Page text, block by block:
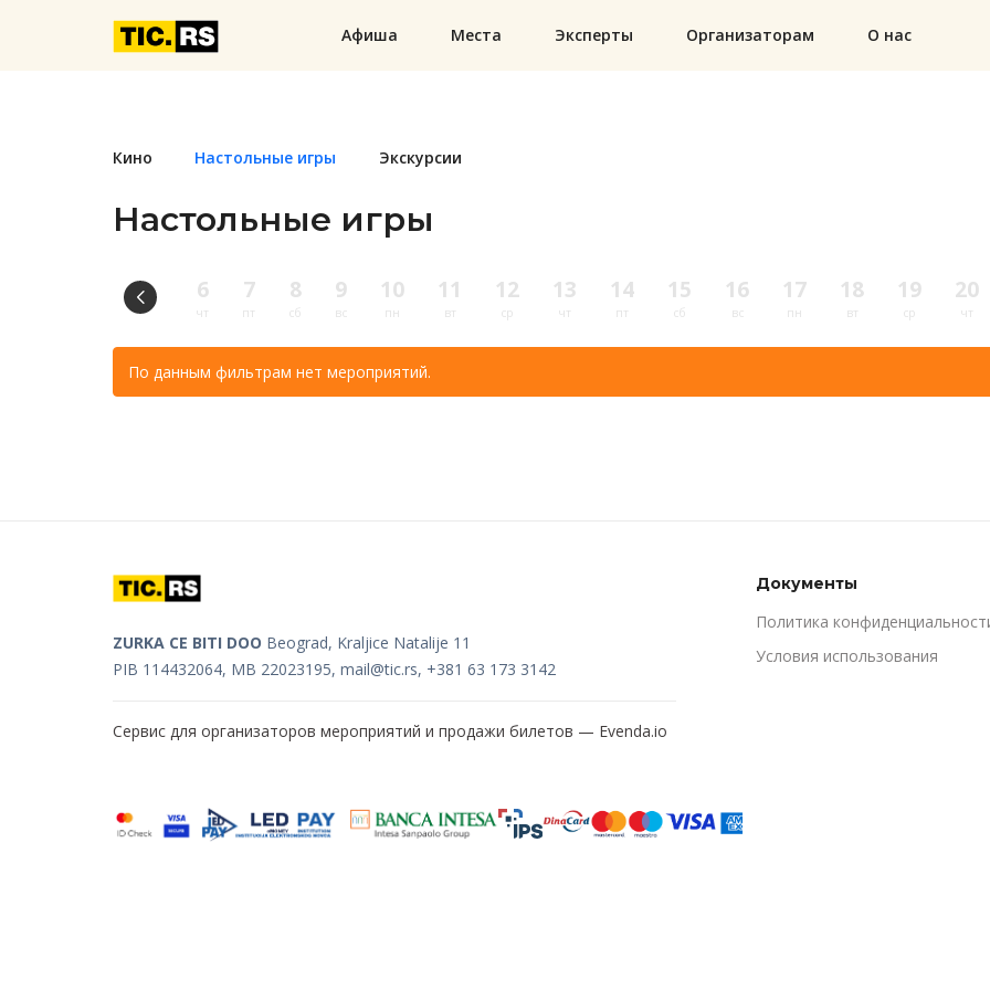
Афиша Места Эксперты Организаторам О нас
Кино Настольные игры Экскурсии
Настольные игры
6
чт
7
пт
8
сб
9
вс
10
пн
11
вт
12
ср
13
чт
14
пт
15
сб
16
вс
17
пн
18
вт
19
ср
20
чт
По данным фильтрам нет мероприятий.
ZURKA CE BITI DOO Beograd, Kraljice Natalije 11
PIB 114432064, MB 22023195, mail@tic.rs, +381 63 173 3142
Сервис для организаторов мероприятий и продажи билетов — Evenda.io
Документы
Политика
Условия использования